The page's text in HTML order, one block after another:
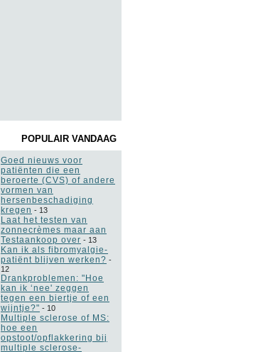
POPULAIR VANDAAG
Goed nieuws voor
patiënten die een
beroerte (CVS) of andere
vormen van
hersenbeschadiging
kregen - 13
Laat het testen van
zonnecrèmes maar aan
Testaankoop over - 13
Kan ik als fibromyalgie-
patiënt blijven werken? -
12
Drankproblemen: "Hoe
kan ik ‘nee' zeggen
tegen een biertje of een
wijntje?" - 10
Multiple sclerose of MS:
hoe een
opstoot/opflakkering bij
multiple sclerose-